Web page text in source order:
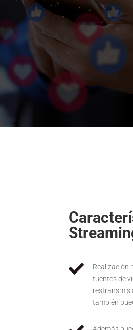

Realización
fuentes de
también